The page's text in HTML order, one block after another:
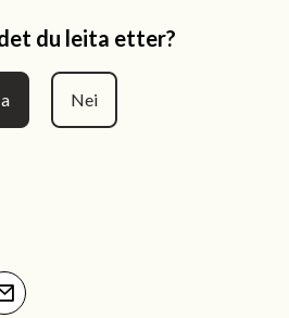
du leita etter?
Nei